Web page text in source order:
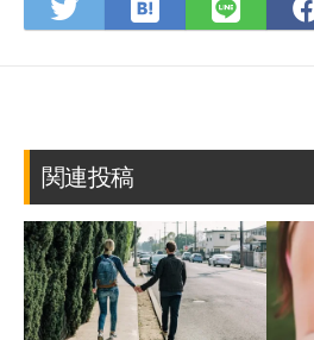
Twitter
で
て
ク
ー
ク
に
保
存
LINE
で
関連投稿